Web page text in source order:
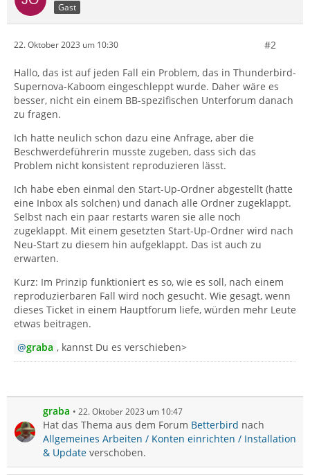
Gast
22. Oktober 2023 um 10:30 #2
Hallo, das ist auf jeden Fall ein Problem, das in Thunderbird-
Supernova-Kaboom eingeschleppt wurde. Daher wäre es
besser, nicht ein einem BB-spezifischen Unterforum danach
zu fragen.
Ich hatte neulich schon dazu eine Anfrage, aber die
Beschwerdeführerin musste zugeben, dass sich das
Problem nicht konsistent reproduzieren lässt.
Ich habe eben einmal den Start-Up-Ordner abgestellt (hatte
eine Inbox als solchen) und danach alle Ordner zugeklappt.
Selbst nach ein paar restarts waren sie alle noch
zugeklappt. Mit einem gesetzten Start-Up-Ordner wird nach
Neu-Start zu diesem hin aufgeklappt. Das ist auch zu
erwarten.
Kurz: Im Prinzip funktioniert es so, wie es soll, nach einem
reproduzierbaren Fall wird noch gesucht. Wie gesagt, wenn
dieses Ticket in einem Hauptforum liefe, würden mehr Leute
etwas beitragen.
graba , kannst Du es verschieben>
graba 22. Oktober 2023 um 10:47
Hat das Thema aus dem Forum Betterbird nach
Allgemeines Arbeiten / Konten einrichten / Installation
& Update verschoben.